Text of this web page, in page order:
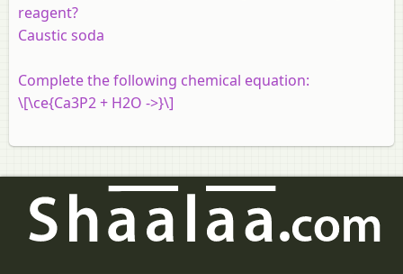
reagent?
Caustic soda
Complete the following chemical equation:
\[\ce{Ca3P2 + H2O ->}\]